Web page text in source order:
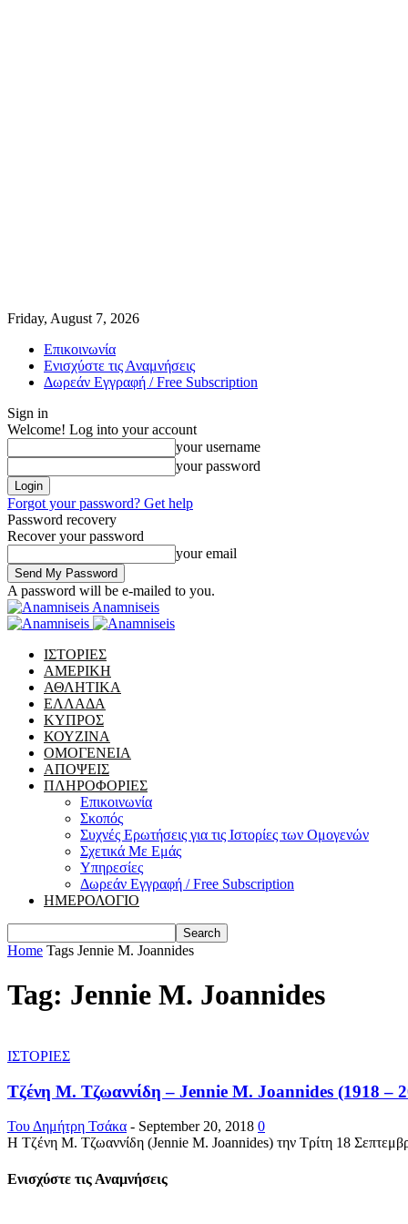
Friday, August 7, 2026
Επικοινωνία
Ενισχύστε τις Αναμνήσεις
Δωρεάν Εγγραφή / Free Subscription
Sign in
Welcome! Log into your account
your username
your password
Forgot your password? Get help
Password recovery
Recover your password
your email
A password will be e-mailed to you.
Anamniseis
ΙΣΤΟΡΙΕΣ
ΑΜΕΡΙΚΗ
ΑΘΛΗΤΙΚΑ
ΕΛΛΑΔΑ
ΚΥΠΡΟΣ
ΚΟΥΖΙΝΑ
ΟΜΟΓΕΝΕΙΑ
ΑΠΟΨΕΙΣ
ΠΛΗΡΟΦΟΡΙΕΣ
Επικοινωνία
Σκοπός
Συχνές Ερωτήσεις για τις Ιστορίες των Ομογενών
Σχετικά Με Εμάς
Υπηρεσίες
Δωρεάν Εγγραφή / Free Subscription
ΗΜΕΡΟΛΟΓΙΟ
Home Tags Jennie M. Joannides
Tag: Jennie M. Joannides
ΙΣΤΟΡΙΕΣ
Τζένη Μ. Τζωαννίδη – Jennie M. Joannides (1918 –
Του Δημήτρη Τσάκα - September 20, 2018 0
Η Τζένη Μ. Τζωαννίδη (Jennie M. Joannides) την Τρίτη 18
Ενισχύστε τις Αναμνήσεις